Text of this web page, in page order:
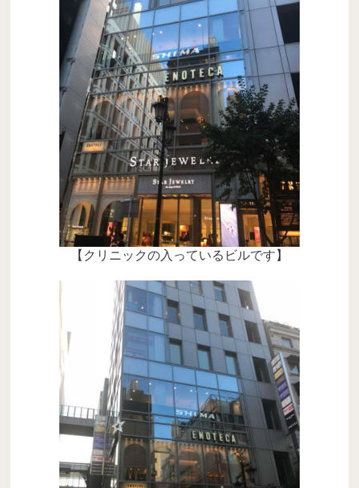
【クリニックの入っているビルです】